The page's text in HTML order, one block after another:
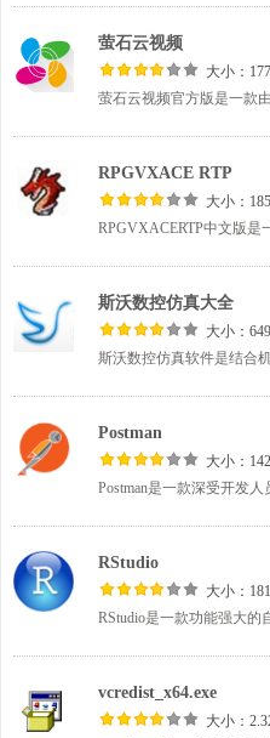
萤石云视频
大小：
RPGVXACE RTP
大小：
斯沃数控仿真大全
大小：
Postman
大小：
RStudio
大小：
vcredist_x64.exe
大小：